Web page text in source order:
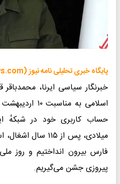
پایگاه خبری تحلیلی نامه نیوز (namehnews.com) :
خبرنگار سیاسی ایرنا،
اسلامی به
میلادی، پس از ۱۱۵
فارس بیرون انداختیم و روز
پیروزی جشن می‌گیریم.